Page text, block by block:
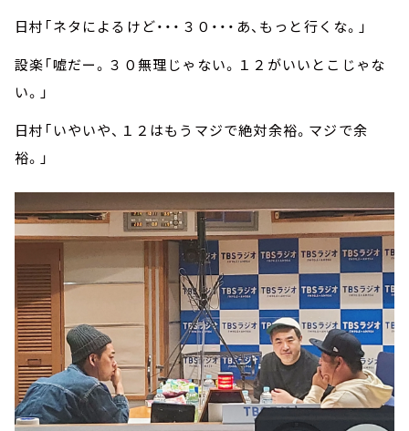
日村「ネタによるけど・・・３０ ・・・ あ、もっと行くな。」
設楽「嘘だー。３０無理じゃない。１２がいいとこじゃな
い。」
日村「いやいや、１２はもうマジで絶対余裕。マジで余
裕。」